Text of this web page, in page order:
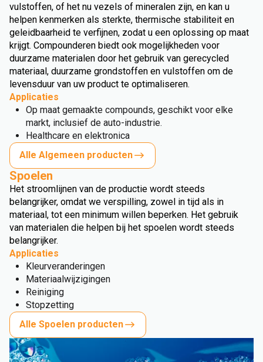
vulstoffen, of het nu vezels of mineralen zijn, en kan u
helpen kenmerken als sterkte, thermische stabiliteit en
geleidbaarheid te verfijnen, zodat u een oplossing op maat
krijgt. Compounderen biedt ook mogelijkheden voor
duurzame materialen door het gebruik van gerecycled
materiaal, duurzame grondstoffen en vulstoffen om de
levensduur van uw product te optimaliseren.
Applicaties
Op maat gemaakte compounds, geschikt voor elke
markt, inclusief de auto-industrie.
Healthcare en elektronica
Alle Algemeen producten
Spoelen
Het stroomlijnen van de productie wordt steeds
belangrijker, omdat we verspilling, zowel in tijd als in
materiaal, tot een minimum willen beperken. Het gebruik
van materialen die helpen bij het spoelen wordt steeds
belangrijker.
Applicaties
Kleurveranderingen
Materiaalwijzigingen
Reiniging
Stopzetting
Alle Spoelen producten